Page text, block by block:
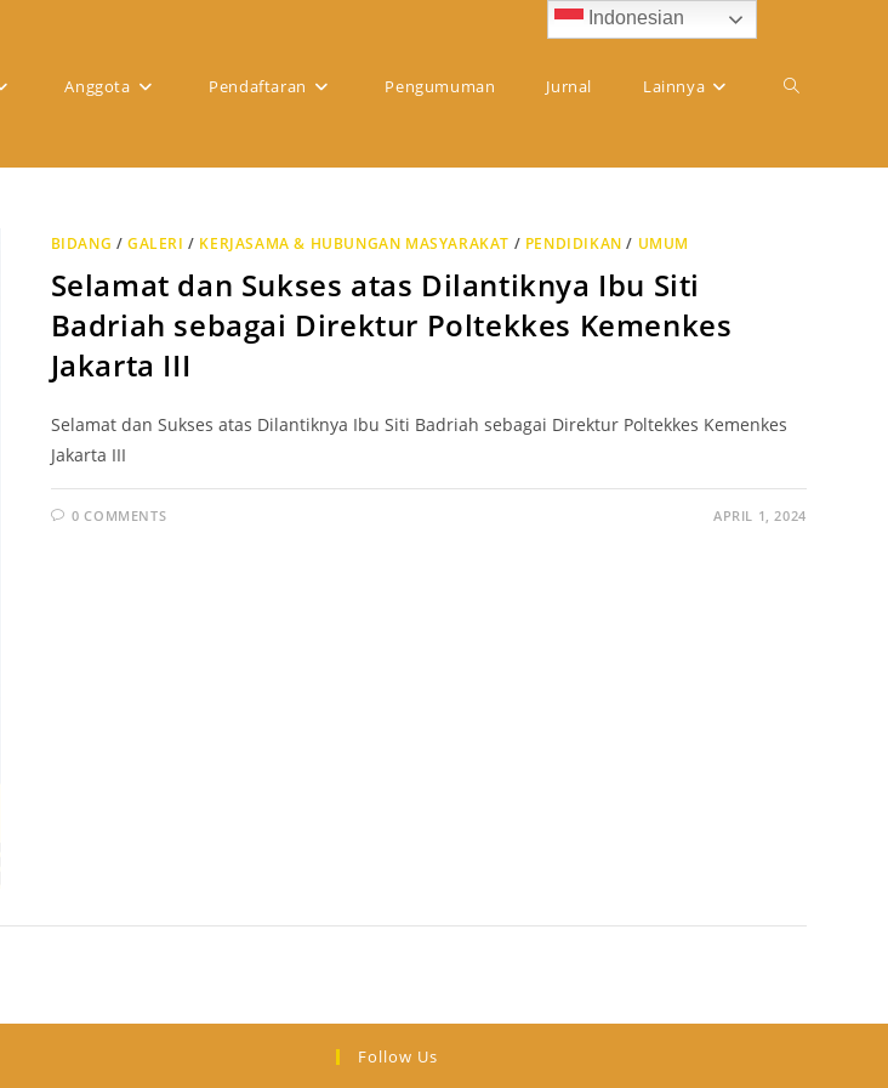
Anggota Pendaftaran Pengumuman Jurnal Lainnya
BIDANG / GALERI / KERJASAMA & HUBUNGAN MASYARAKAT / PENDIDIKAN / UMUM
Selamat dan Sukses atas Dilantiknya Ibu Siti
Badriah sebagai Direktur Poltekkes Kemenkes
Jakarta III
Selamat dan Sukses atas Dilantiknya Ibu Siti Badriah sebagai Direktur Poltekkes Kemenkes
Jakarta III
0 COMMENTS APRIL 1, 2024
Follow Us
Indonesian